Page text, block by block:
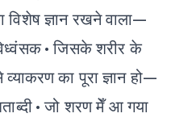
विशेष ज्ञान रखने वाला—
• जिसके शरीर के
व्याकरण का पूरा ज्ञान हो—
• जो शरण मेँ आ गया